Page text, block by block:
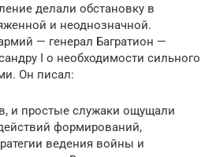
делали обстановку в
и неоднозначной.
— генерал Багратион —
I о необходимости сильного
Он писал:
и простые служаки ощущали
формирований,
ведения войны и